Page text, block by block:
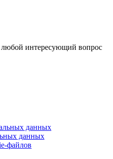
интересующий вопрос
данных
данных
файлов